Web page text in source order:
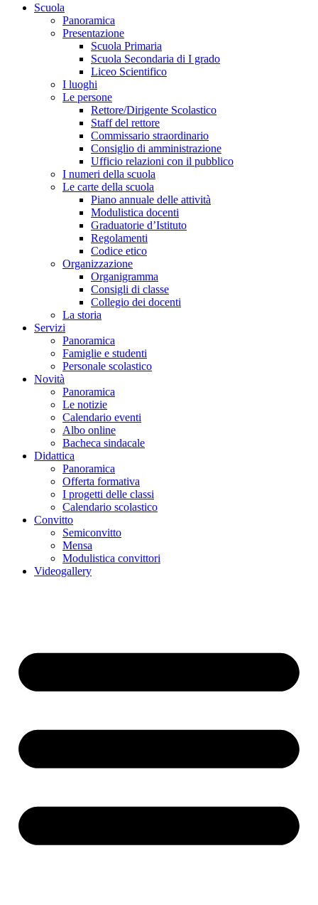
Scuola
Panoramica
Presentazione
Scuola Primaria
Scuola Secondaria di I grado
Liceo Scientifico
I luoghi
Le persone
Rettore/Dirigente Scolastico
Staff del rettore
Commissario straordinario
Consiglio di amministrazione
Ufficio relazioni con il pubblico
I numeri della scuola
Le carte della scuola
Piano annuale delle attività
Modulistica docenti
Graduatorie d’Istituto
Regolamenti
Codice etico
Organizzazione
Organigramma
Consigli di classe
Collegio dei docenti
La storia
Servizi
Panoramica
Famiglie e studenti
Personale scolastico
Novità
Panoramica
Le notizie
Calendario eventi
Albo online
Bacheca sindacale
Didattica
Panoramica
Offerta formativa
I progetti delle classi
Calendario scolastico
Convitto
Semiconvitto
Mensa
Modulistica convittori
Videogallery